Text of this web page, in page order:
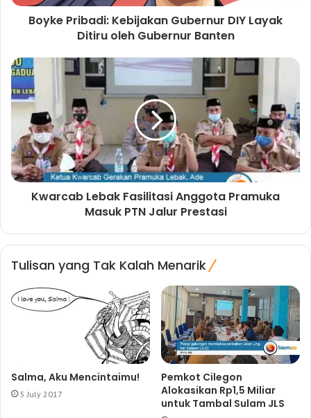
Boyke Pribadi: Kebijakan Gubernur DIY Layak
Ditiru oleh Gubernur Banten
Kwarcab Lebak Fasilitasi Anggota Pramuka
Masuk PTN Jalur Prestasi
Tulisan yang Tak Kalah Menarik
Salma, Aku Mencintaimu!
5 July 2017
Pemkot Cilegon
Alokasikan Rp1,5 Miliar
untuk Tambal Sulam JLS